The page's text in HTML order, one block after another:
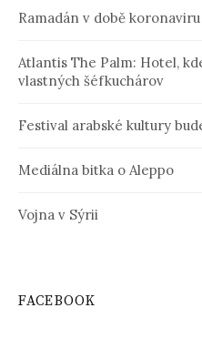
Ramadán v době koronaviru
Atlantis The Palm: Hotel,
vlastných šéfkuchárov
Festival arabské kultury
Mediálna bitka o Aleppo
Vojna v Sýrii
FACEBOOK